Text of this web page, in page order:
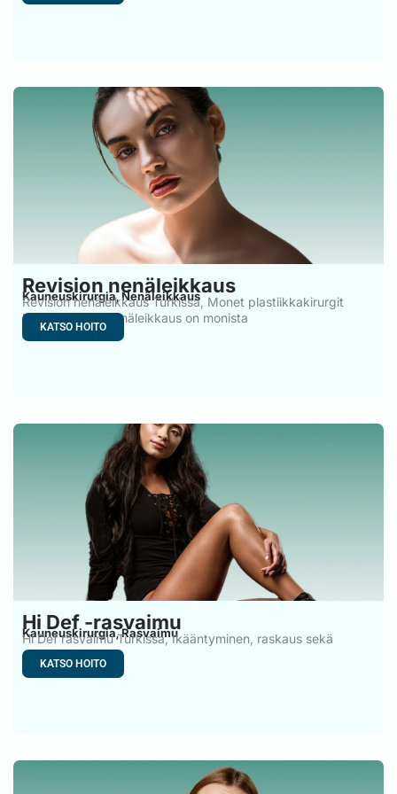
Revision nenäleikkaus
Kauneuskirurgia,Nenäleikkaus
Revision nenäleikkaus Turkissa, Monet plastiikkakirurgit
katsovat, että nenäleikkaus on monista
KATSO HOITO
Hi Def -rasvaimu
Kauneuskirurgia,Rasvaimu
Hi Def rasvaimu Turkissa, Ikääntyminen, raskaus sekä
painon nousu tai
KATSO HOITO